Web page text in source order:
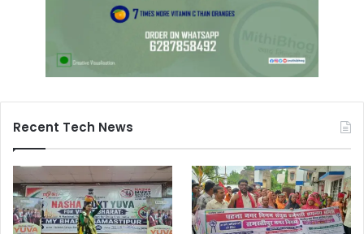
Recent Tech News